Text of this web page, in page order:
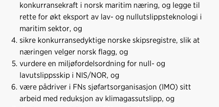
konkurransekraft i norsk maritim næring, og legge til
rette for økt eksport av lav- og nullutslippsteknologi i
maritim sektor, og
sikre konkurransedyktige norske skipsregistre, slik at
næringen velger norsk flagg, og
vurdere en miljøfordelsordning for null- og
lavutslippsskip i NIS/NOR, og
være pådriver i FNs sjøfartsorganisasjon (IMO) sitt
arbeid med reduksjon av klimagassutslipp, og